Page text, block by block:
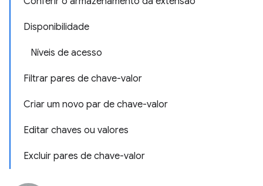
Disponibilidade
Níveis de acesso
Filtrar pares de chave-valor
Criar um novo par de chave-valor
Editar chaves ou valores
Excluir pares de chave-valor